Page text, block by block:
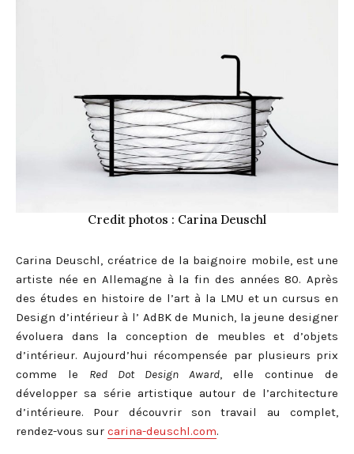
Credit photos : Carina Deuschl
Carina Deuschl, créatrice de la baignoire mobile, est une
artiste née en Allemagne à la fin des années 80. Après
des études en histoire de l’art à la LMU et un cursus en
Design d’intérieur à l’ AdBK de Munich, la jeune designer
évoluera dans la conception de meubles et d’objets
d’intérieur. Aujourd’hui récompensée par plusieurs prix
comme le Red Dot Design Award, elle continue de
développer sa série artistique autour de l’architecture
d’intérieure. Pour découvrir son travail au complet,
rendez-vous sur carina-deuschl.com.